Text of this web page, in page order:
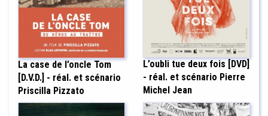
La case de l’oncle Tom
[D.V.D.] - réal. et scénario
Priscilla Pizzato
L’oubli tue deux fois [DVD]
- réal. et scénario Pierre
Michel Jean